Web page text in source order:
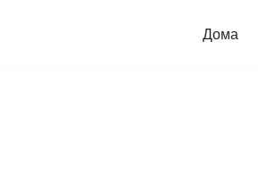
Дома